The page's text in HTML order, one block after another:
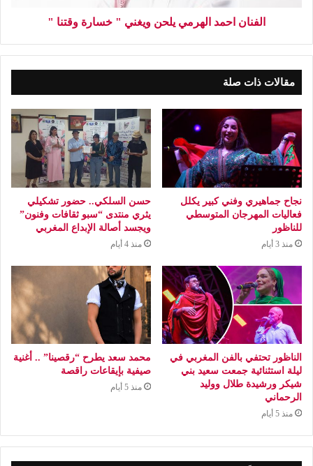
الفنان احمد الهرمي يلحن ويغني " خسارة وقتنا "
مقالات ذات صلة
نجاح جماهيري وفني كبير يكلل
فعاليات المهرجان المتوسطي
للناظور
منذ 3 أيام
حسن السلكي.. حضور تشكيلي
يثري منتدى “سبو ثقافات وفنون”
ويجسد أصالة الإبداع المغربي
منذ 4 أيام
الناظور تحتفي بالفن المغربي في
ليلة استثنائية جمعت سعيد بني
شيكر ورشيدة طلال ووليد
الرحماني
منذ 5 أيام
محمد سعد يطرح “رقصينا” .. أغنية
صيفية بإيقاعات راقصة
منذ 5 أيام